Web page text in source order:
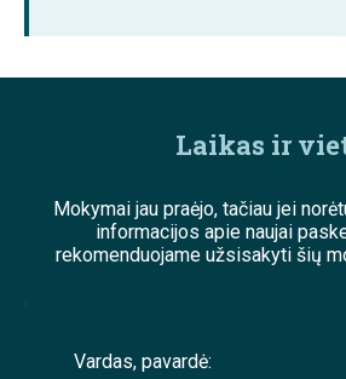
Laikas ir
Mokymai jau praėjo, tačiau jei
informacijos apie naujai
rekomenduojame užsisakyti šių
;
Vardas, pavardė: